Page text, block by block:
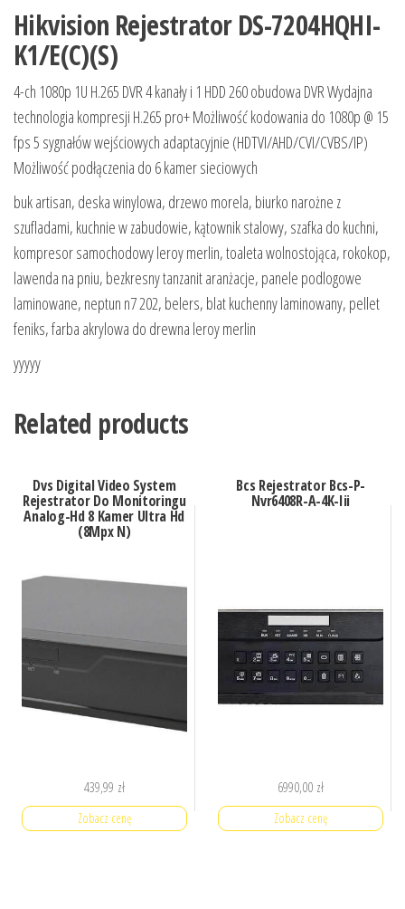
Hikvision Rejestrator DS-7204HQHI-
K1/E(C)(S)
4-ch 1080p 1U H.265 DVR 4 kanały i 1 HDD 260 obudowa DVR Wydajna
technologia kompresji H.265 pro+ Możliwość kodowania do 1080p @ 15
fps 5 sygnałów wejściowych adaptacyjnie (HDTVI/AHD/CVI/CVBS/IP)
Możliwość podłączenia do 6 kamer sieciowych
buk artisan, deska winylowa, drzewo morela, biurko narożne z
szufladami, kuchnie w zabudowie, kątownik stalowy, szafka do kuchni,
kompresor samochodowy leroy merlin, toaleta wolnostojąca, rokokop,
lawenda na pniu, bezkresny tanzanit aranżacje, panele podlogowe
laminowane, neptun n7 202, belers, blat kuchenny laminowany, pellet
feniks, farba akrylowa do drewna leroy merlin
yyyyy
Related products
Dvs Digital Video System
Rejestrator Do Monitoringu
Analog-Hd 8 Kamer Ultra Hd
(8Mpx N)
439,99 zł
Zobacz cenę
Bcs Rejestrator Bcs-P-
Nvr6408R-A-4K-Iii
6990,00 zł
Zobacz cenę